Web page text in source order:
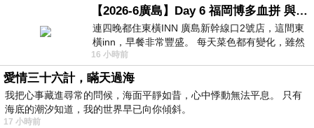
【2026-6廣島】Day 6 福岡博多血拼 與機場接送少年司機深夜對談
連四晚都住東橫INN 廣島新幹線口2號店，這間東
橫inn，早餐非常豐盛。 每天菜色都有變化，雖然
看到工作人員拿出料理包加熱，但
16 小時前
愛情三十六計，瞞天過海
我把心事藏進尋常的問候，海面平靜如昔，心中悸動無法平息。 只有
海底的潮汐知道，我的世界早已向你傾斜。
17 小時前